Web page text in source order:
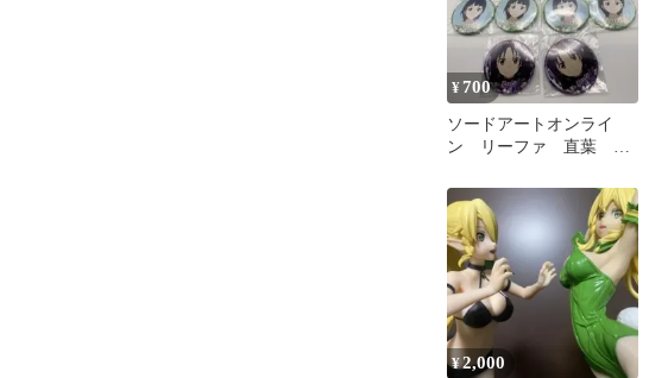
¥ 700
ソードアートオンライ
ン リーファ 直葉 缶
り 新品未開封
¥2,000